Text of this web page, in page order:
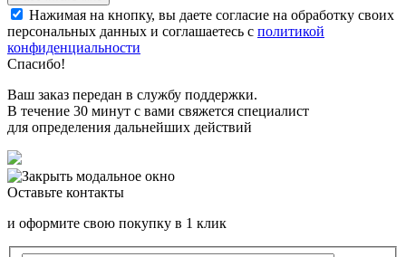
Нажимая на кнопку, вы даете согласие на обработку своих
персональных данных и соглашаетесь с политикой
конфиденциальности
Спасибо!
Ваш заказ передан в службу поддержки.
В течение 30 минут с вами свяжется специалист
для определения дальнейших действий
Оставьте контакты
и оформите свою покупку в 1 клик